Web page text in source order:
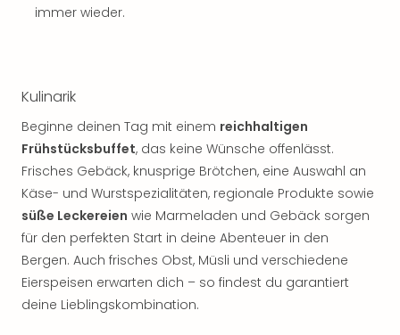
immer wieder.
Kulinarik
Beginne deinen Tag mit einem reichhaltigen
Frühstücksbuffet, das keine Wünsche offenlässt.
Frisches Gebäck, knusprige Brötchen, eine Auswahl an
Käse- und Wurstspezialitäten, regionale Produkte sowie
süße Leckereien wie Marmeladen und Gebäck sorgen
für den perfekten Start in deine Abenteuer in den
Bergen. Auch frisches Obst, Müsli und verschiedene
Eierspeisen erwarten dich – so findest du garantiert
deine Lieblingskombination.